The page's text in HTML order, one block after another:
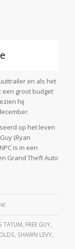
en als het
een groot budget
hij
op het leven
(Ryan
is in een
Grand Theft Auto
TATUM FREE GUY
SHAWN LEVY